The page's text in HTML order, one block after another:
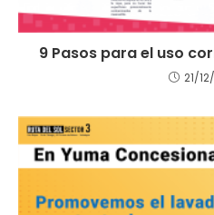
9 Pasos para el uso
21/